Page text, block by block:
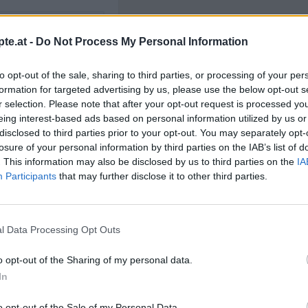
- Do Not Process My Personal Information
opt-out of the sale, sharing to third parties, or processing of your
for targeted advertising by us, please use the below opt-out
selection. Please note that after your opt-out request is processed
interest-based ads based on personal information utilized by us
to third parties prior to your opt-out. You may separately
of your personal information by third parties on the IAB’s list of
This information may also be disclosed by us to third parties on the
Participants that may further disclose it to other third parties.
Data Processing Opt Outs
opt-out of the Sharing of my personal data.
Rezepte/
/
Rezepte/
Rezepte
Like uns auf Facebook...